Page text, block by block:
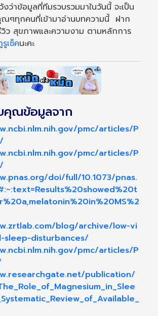
ว่าข้อมูลที่ทีมรวบรวมมาในวันนี้ จะเป็น
ณๆทุกคนที่เข้ามาอ่านบทความนี้ ฝาก
ว สุขภาพและความงาม ตามหลักการ
เช็คนะคะ
คุณข้อมูลจาก
pmc/articles/P
pmc/articles/P
doi/full/10.1073/pnas.
blog/archive/low-vi
sleep-disturbances/
pmc/articles/P
publication/